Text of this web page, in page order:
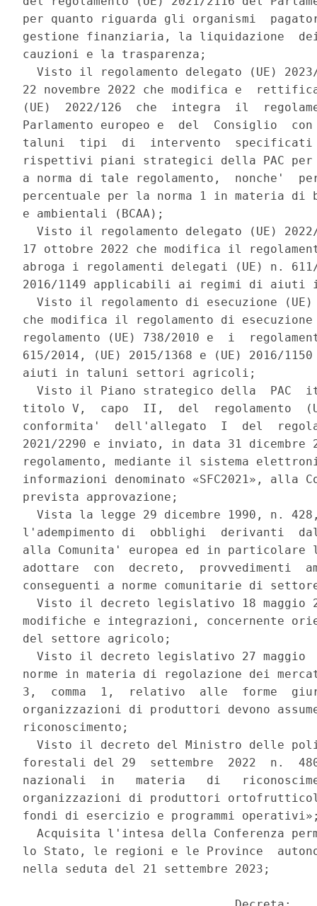
per quanto riguarda gli organismi
gestione finanziaria, la liquidazione
cauzioni e la trasparenza;
Visto il regolamento delegato (UE)
22 novembre 2022 che modifica e
(UE)  2022/126  che  integra  il
Parlamento europeo e  del  Consiglio
taluni  tipi  di  intervento  specificati
rispettivi piani strategici della PAC per
a norma di tale regolamento,  nonche'
percentuale per la norma 1 in materia di
e ambientali (BCAA);
Visto il regolamento delegato (UE)
17 ottobre 2022 che modifica il
abroga i regolamenti delegati (UE) n.
2016/1149 applicabili ai regimi di
Visto il regolamento di esecuzione
che modifica il regolamento di
regolamento (UE) 738/2010 e  i
615/2014, (UE) 2015/1368 e (UE) 2016/
aiuti in taluni settori agricoli;
Visto il Piano strategico della  PAC
titolo V,  capo  II,  del  regolamento
conformita'  dell'allegato  I  del
2021/2290 e inviato, in data 31 dicembre
regolamento, mediante il sistema
informazioni denominato «SFC2021», alla
prevista approvazione;
Vista la legge 29 dicembre 1990, n.
l'adempimento di  obblighi  derivanti
alla Comunita' europea ed in
adottare  con  decreto,  provvedimenti
conseguenti a norme comunitarie di
Visto il decreto legislativo 18 maggio
modifiche e integrazioni, concernente
del settore agricolo;
Visto il decreto legislativo 27 maggio
norme in materia di regolazione dei
3,  comma  1,  relativo  alle  forme
organizzazioni di produttori devono
riconoscimento;
Visto il decreto del Ministro delle
forestali del 29  settembre  2022  n.
nazionali  in   materia   di
organizzazioni di produttori
fondi di esercizio e programmi
Acquisita l'intesa della Conferenza
lo Stato, le regioni e le Province
nella seduta del 21 settembre 2023;